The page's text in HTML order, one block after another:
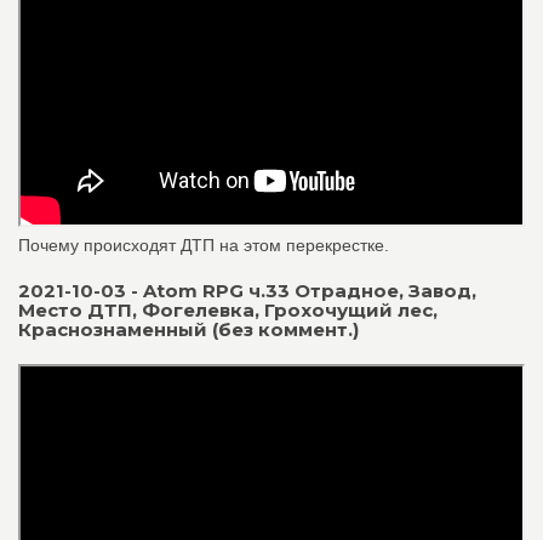
Почему происходят ДТП на этом перекрестке.
2021-10-03 - Atom RPG ч.33 Отрадное, Завод,
Место ДТП, Фогелевка, Грохочущий лес,
Краснознаменный (без коммент.)